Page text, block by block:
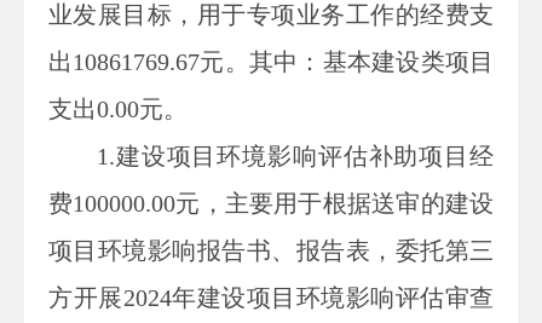
业发展目标，用于专项业务工作的经费支
出 10861769.67元。其中：基本建设类项目
支出0.00元。
1.建设项目环境影响评估补助项目经
费100000.00元，主要用于根据送审的建设
项目环境影响报告书、报告表，委托第三
方开展2024年建设项目环境影响评估审查